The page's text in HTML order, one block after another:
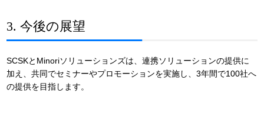
3. 今後の展望
SCSKとMinoriソリューションズは、連携ソリューションの提供に
加え、共同でセミナーやプロモーションを実施し、3年間で100社へ
の提供を目指します。